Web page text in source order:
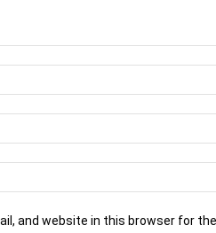
and website in this browser for